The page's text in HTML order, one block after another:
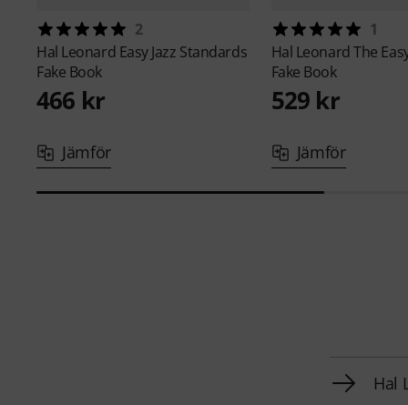
2
Hal Leonard Easy Jazz Standards
Fake Book
466 kr
Jämför
1
Hal LeonardThe
Fake Book
529 kr
Jämför
Hal